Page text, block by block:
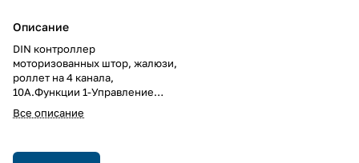
Описание
DIN контроллер
моторизованных штор, жалюзи,
роллет на 4 канала,
10А.Функции 1-Управление
приводами 2-Ручное
управление 3-Установка
5-Информация о положении 6-
Все описание